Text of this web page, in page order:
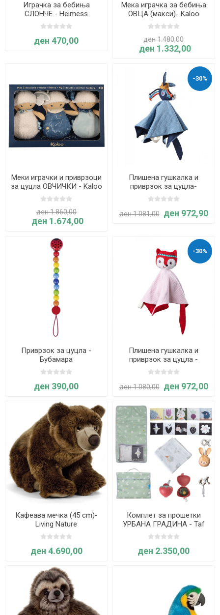
Играчка за бебиња
СЛОНЧЕ - Heimess
ден 470,00
Мека играчка за бебиња
ОВЦА (макси)- Kaloo
ден 1.480,00
ден 1.332,00
Меки играчки и приврзоци
за цуцла ОВЧИЧКИ - Kaloo
ден 1.860,00
ден 1.674,00
-30%
Плишена гушкалка и
приврзок за цуцла-
ИГНАС - Lilliputiens
ден 1.081,00 ден 972,90
Приврзок за цуцла -
Бубамара
ден 390,00
-30%
Плишена гушкалка и
приврзок за цуцла -
АЛИС- Lilliputiens
ден 1.080,00 ден 972,00
Кафеава мечка (45 cm)-
Living Nature
ден 4.690,00
Комплет за прошетки
УРБАНА ГРАДИНА - Taf
Toys
ден 2.350,00